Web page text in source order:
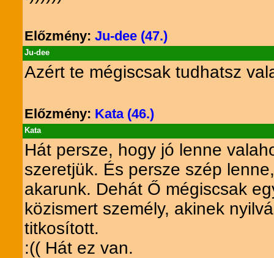
Előzmény: Ju-dee (47.)
Ju-dee
Azért te mégiscsak tudhatsz
Előzmény: Kata (46.)
Kata
Hát persze, hogy jó lenne
szeretjük. És persze szép
akarunk. Dehát Ő mégiscsak
közismert személy, akinek
titkosított.
:(( Hát ez van.